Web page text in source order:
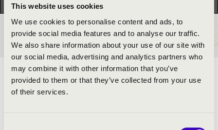
This website uses cookies
We use cookies to personalise content and ads, to
provide social media features and to analyse our traffic.
We also share information about your use of our site with
our social media, advertising and analytics partners who
may combine it with other information that you’ve
provided to them or that they’ve collected from your use
of their services.
BÉRLET- ÉS JEGYÁRAK
"...Hegedűvel, orgonával zengetni..." - Zeneművek
hegedűvel és orgonával, a barokktól a romantikáig.